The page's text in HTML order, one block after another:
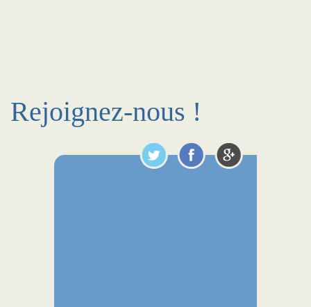
Rejoignez-nous !